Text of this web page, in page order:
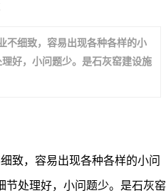
不细致，容易出现各种各样的小
好，小问题少。是石灰窑建设施
致，容易出现各种各样的小问
节处理好，小问题少。是石灰窑